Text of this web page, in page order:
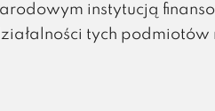
instytucją
tych podmiotów